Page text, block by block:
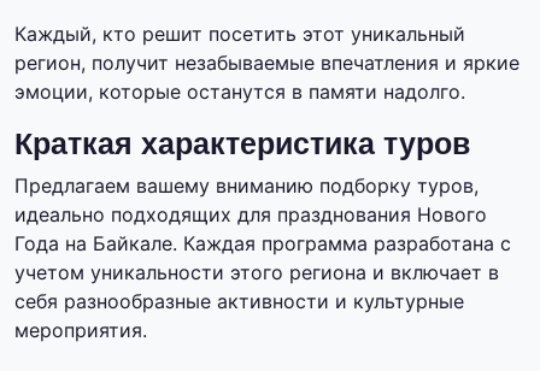
Каждый, кто решит посетить этот уникальный
регион, получит незабываемые впечатления и яркие
эмоции, которые останутся в памяти надолго.
Краткая характеристика туров
Предлагаем вашему вниманию подборку туров,
идеально подходящих для празднования Нового
Года на Байкале. Каждая программа разработана с
учетом уникальности этого региона и включает в
себя разнообразные активности и культурные
мероприятия.